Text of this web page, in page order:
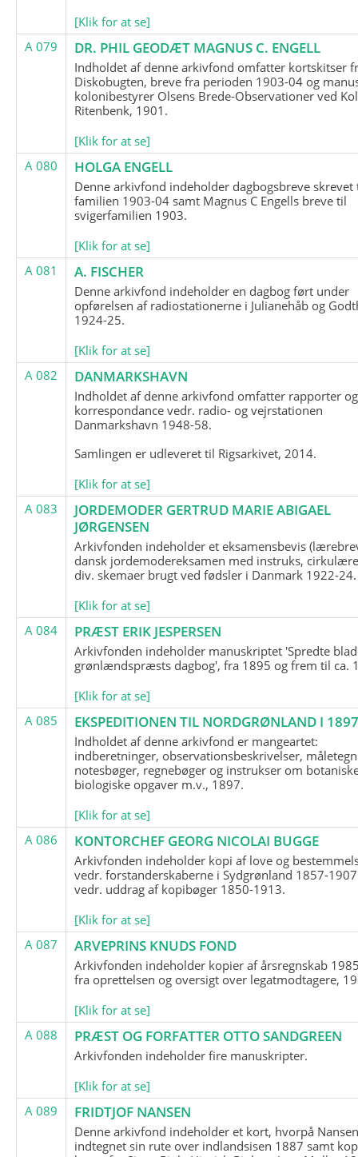
[Klik for at se]
A 079
DR. PHIL GEODÆT MAGNUS C. ENGELL
Indholdet af denne arkivfond omfatter kortskitser
Diskobugten, breve fra perioden 1903-04 og
kolonibestyrer Olsens Brede-Observationer ved
Ritenbenk, 1901.
[Klik for at se]
A 080
HOLGA ENGELL
Denne arkivfond indeholder dagbogsbreve skrevet
familien 1903-04 samt Magnus C Engells breve til
svigerfamilien 1903.
[Klik for at se]
A 081
A. FISCHER
Denne arkivfond indeholder en dagbog ført under
opførelsen af radiostationerne i Julianehåb og
1924-25.
[Klik for at se]
A 082
DANMARKSHAVN
Indholdet af denne arkivfond omfatter rapporter og
korrespondance vedr. radio- og vejrstationen
Danmarkshavn 1948-58.
Samlingen er udleveret til Rigsarkivet, 2014.
[Klik for at se]
A 083
JORDEMODER GERTRUD MARIE ABIGAEL
JØRGENSEN
Arkivfonden indeholder et eksamensbevis
dansk jordemodereksamen med instruks,
div. skemaer brugt ved fødsler i Danmark 1922-24.
[Klik for at se]
A 084
PRÆST ERIK JESPERSEN
Arkivfonden indeholder manuskriptet 'Spredte
grønlændspræsts dagbog', fra 1895 og frem til ca.
[Klik for at se]
A 085
EKSPEDITIONEN TIL NORDGRØNLAND I
Indholdet af denne arkivfond er mangeartet:
indberetninger, observationsbeskrivelser,
notesbøger, regnebøger og instrukser om
biologiske opgaver m.v., 1897.
[Klik for at se]
A 086
KONTORCHEF GEORG NICOLAI BUGGE
Arkivfonden indeholder kopi af love og
vedr. forstanderskaberne i Sydgrønland 1857-
vedr. uddrag af kopibøger 1850-1913.
[Klik for at se]
A 087
ARVEPRINS KNUDS FOND
Arkivfonden indeholder kopier af årsregnskab
fra oprettelsen og oversigt over legatmodtagere,
[Klik for at se]
A 088
PRÆST OG FORFATTER OTTO SANDGREEN
Arkivfonden indeholder fire manuskripter.
[Klik for at se]
A 089
FRIDTJOF NANSEN
Denne arkivfond indeholder et kort, hvorpå
indtegnet sin rute over indlandsisen 1887 samt